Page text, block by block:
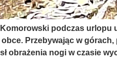
podczas urlopu
Przebywając w
obrażenia nogi w czasie